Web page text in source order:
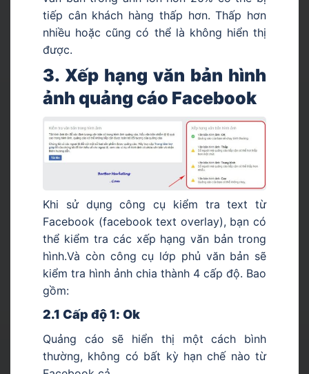
tiếp cân khách hàng thấp hơn. Thấp hơn
nhiều hoặc cũng có thể là không hiển thị
được.
3. Xếp hạng văn bản hình
ảnh quảng cáo Facebook
Khi sử dụng công cụ kiểm tra text từ
Facebook (facebook text overlay), bạn có
thể kiểm tra các xếp hạng văn bản trong
hình.Và còn công cụ lớp phủ văn bản sẽ
kiểm tra hình ảnh chia thành 4 cấp độ. Bao
gồm:
2.1 Cấp độ 1: Ok
Quảng cáo sẽ hiển thị một cách bình
thường, không có bất kỳ hạn chế nào từ